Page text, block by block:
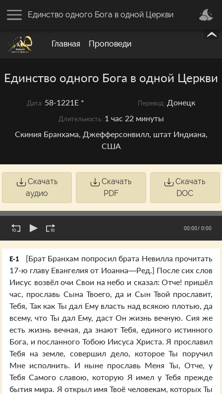
Главная Проповеди
Единство одного Бога в одной Церкви
Единство одного Бога в одной Церкви
Дата: 58-1221E * Перевод: Донецк
Длительность: 1 час 22 минуты
Скиния Бранхама, Джефферсонвилл, штат Индиана,
США
Скачать
аудио
Скачать
PDF
Скачать
DOC
00:00/ 0:00
E-1
[Брат Бранхам попросил брата Невилла прочитать
17-ю главу Евангелия от Иоанна—Ред.] После сих слов
Иисус возвёл очи Свои на небо и сказал: Отче! пришёл
час, прославь Сына Твоего, да и Сын Твой прославит,
Тебя, Так как Ты дал Ему власть над всякою плотью, да
всему, что Ты дал Ему, даст Он жизнь вечную. Сия же
есть жизнь вечная, да знают Тебя, единого истинного
Бога, и посланного Тобою Иисуса Христа. Я прославил
Тебя на земле, совершил дело, которое Ты поручил
Мне исполнить. И ныне прославь Меня Ты, Отче, у
Тебя Самого славою, которую Я имел у Тебя прежде
бытия мира. Я открыл имя Твоё человекам, которых Ты